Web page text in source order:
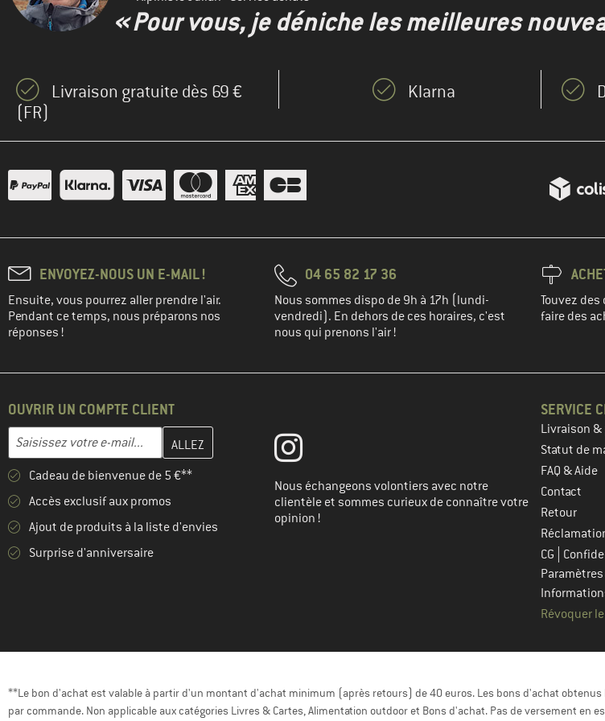
Mamalila (1)
Montura(1)
Patagonia(8)
Peak Performance(1)
Reima(4)
Schöffel (7)
Stoic
Vaude(13)
Whistler(2)
ZIG ZAG(2)
« Pour vous, je déniche les meilleures
Livraison gratuite dès 69 €
(FR)
Klarna
ENVOYEZ-NOUS UN E-MAIL !
Ensuite, vous pourrez aller prendre l'air.
Pendant ce temps, nous préparons nos
réponses !
04 65 82 17 36
Nous sommes dispo de 9h à 17h (lundi-
vendredi). En dehors de ces horaires, c'est
nous qui prenons l'air !
Touvez
faire des
OUVRIR UN COMPTE CLIENT
Adresse e-mail
Entrez votre adresse e-mail ici et créez votre compte client à la prochaine étape
Cadeau de bienvenue de 5 €**
Accès exclusif aux promos
Ajout de produits à la liste d'envies
Surprise d'anniversaire
Nous échangeons volontiers avec notre
clientèle et sommes curieux de connaître votre
opinion !
SERVICE
Livraison
Statut de
FAQ & Aide
Contact
Retour
CG
Révoquer
**Le bon d'achat est valable à partir d'un montant d'achat minimum (après retours) de 40 euros. Les bons d'achat
par commande. Non applicable aux catégories Livres & Cartes, Alimentation outdoor et Bons d'achat. Pas de versement